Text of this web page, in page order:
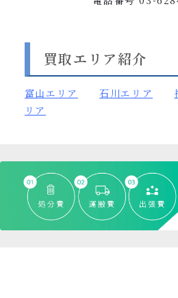
買取エリア紹介
富山エリア 石川エリア
リア